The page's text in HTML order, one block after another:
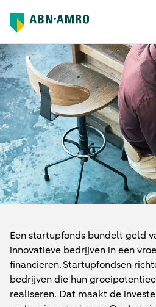
Een startupfonds bundelt geld
innovatieve bedrijven in een
financieren. Startupfondsen
bedrijven die hun
realiseren. Dat maakt de